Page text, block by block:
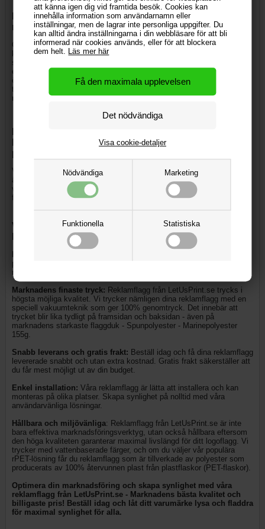
att känna igen dig vid framtida besök. Cookies kan
innehålla information som användarnamn eller
inställningar, men de lagrar inte personliga uppgifter. Du
kan alltid ändra inställningarna i din webbläsare för att bli
informerad när cookies används, eller för att blockera
dem helt. Läs mer här
Nödvändiga Marketing
Funktionella Statistiska
Visa cookie-detaljer
Hjälp med design och skapande av tryckfil för
reklamflagga - flagga med logotyp i standardstorlekar
Om du behöver vår hjälp med att skapa layout och tryckfil kan du
köpa till grafisk assistans vid beställning av din produkt. Vår
standardgrafik gäller per design / tryckfil och inkluderar att vi skapar
en "enkel" layout med till exempel logotyp och enkel text. Om du
önskar en mer avancerad layout med till exempel bilder, grafik och
text, vänligen kontakta oss för en offert på detta -
mail via denna länk
LetUsPrint.se - Marknadens bästa kvalitet och lägsta
pris!
Vill du stärka din företagssynlighet? Reklamflaggor från LetUsPrint.se
är det idealiska valet för att skapa uppmärksamhet kring ditt
varumärke eller dina evenemang. Oavsett om du letar efter flaggor för
försäljning, evenemang eller marknadsföring har vi lösningen för dig.
Varför välja billiga reklamflagg - logoflagg från
LetUsPrint.se?
på hållbarhet och kan motstå påverkan från elementen. Få
marknadens bästa kvalitet till det bästa priset.
Marknadens finaste tryck: Reklamflagg från LetUsPrint.se trycks i
högsta möjliga kvalitet. Vi trycker nämligen dina reklamflagg med en
speciell vakuumteknik som ger 100% genomtryck. Det innebär att
trycket blir lika tydligt på framsidan och baksidan - även på
marknadens starkaste flaggduk - Spunpolyester - Marinepolyester
155g.
Snabb leverans och gratis frakt: Beställ idag och få dina reklamflagg
levererade snabbt och utan extra kostnad. Gratis frakt säkerställer att
du får mest möjligt ut av din budget.
Enkel installation: Våra reklamflagg är lätta att installera och kan
monteras på olika platser. Skapa synlighet på nolltid med våra
användarvänliga lösningar.
Hållbara och miljövänliga: Reklamflagg från LetUsPrint.se är inte
bara effektiva marknadsföringsverktyg, utan också hållbara eftersom
den höga kvaliteten garanterar maximal livslängd för ditt logoflagg. Vi
trycker med vattenbaserade färger, och om du väljer vår populära
rPET-lösning får du reklamflagg som är tillverkade av polyester som
producerats av 100% återvunnen plast från plastflaskor (PET-flaskor).
Optimera din marknadsföring och skapa synlighet med våra
reklamflagg från LetUsPrint.se - Marknadens bästa kvalitet och
billigaste pris! Beställ idag och låt ditt varumärke lysa och fladdra
för maximal synlighet för alla.